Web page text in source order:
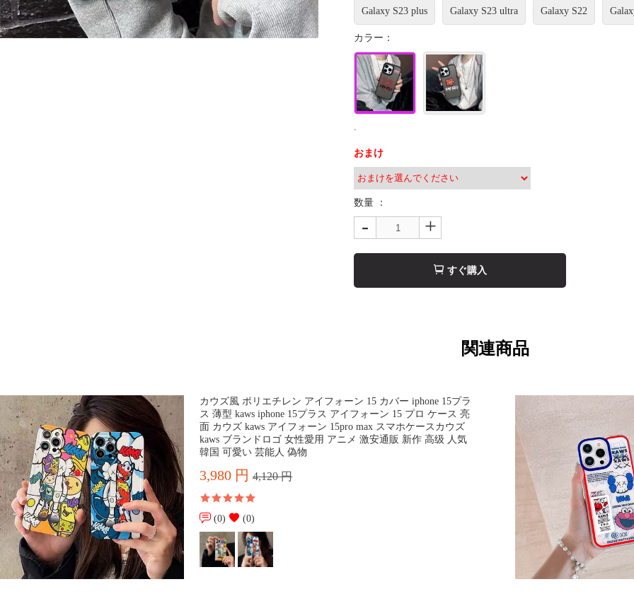
Galaxy S23 plus Galaxy S23 ultra Galaxy S22
カラー：
.
おまけ
数量 ：
- +
すぐ購入
関連商品
カウズ風 ポリエチレン アイフォーン 15 カバー iphone 15プラ
ス 薄型 kaws iphone 15プラス アイフォーン 15 プロ ケース 亮
面 カウズ kaws アイフォーン 15pro max スマホケースカウズ
kaws ブランドロゴ 女性愛用 アニメ 激安通販 新作 高级 人気
韓国 可愛い 芸能人 偽物
3,980 円4,120 円
(0) (0)